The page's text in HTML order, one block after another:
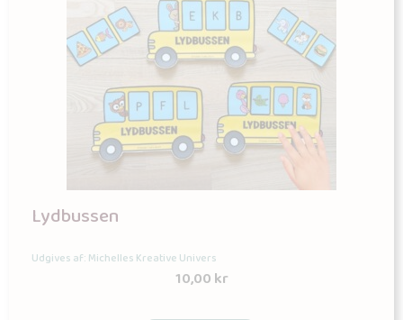
Lydbussen
Udgives af: Michelles Kreative Univers
10,00kr